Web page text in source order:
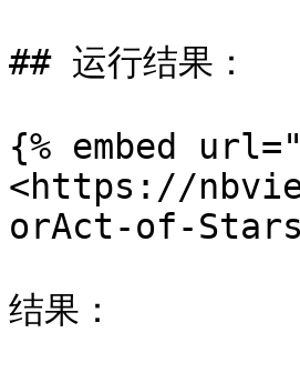
## 运行结果：
{% embed url="
<https://
orAct-of-
结果：